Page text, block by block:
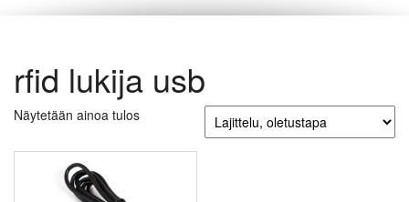
rfid lukija usb
Näytetään ainoa tulos